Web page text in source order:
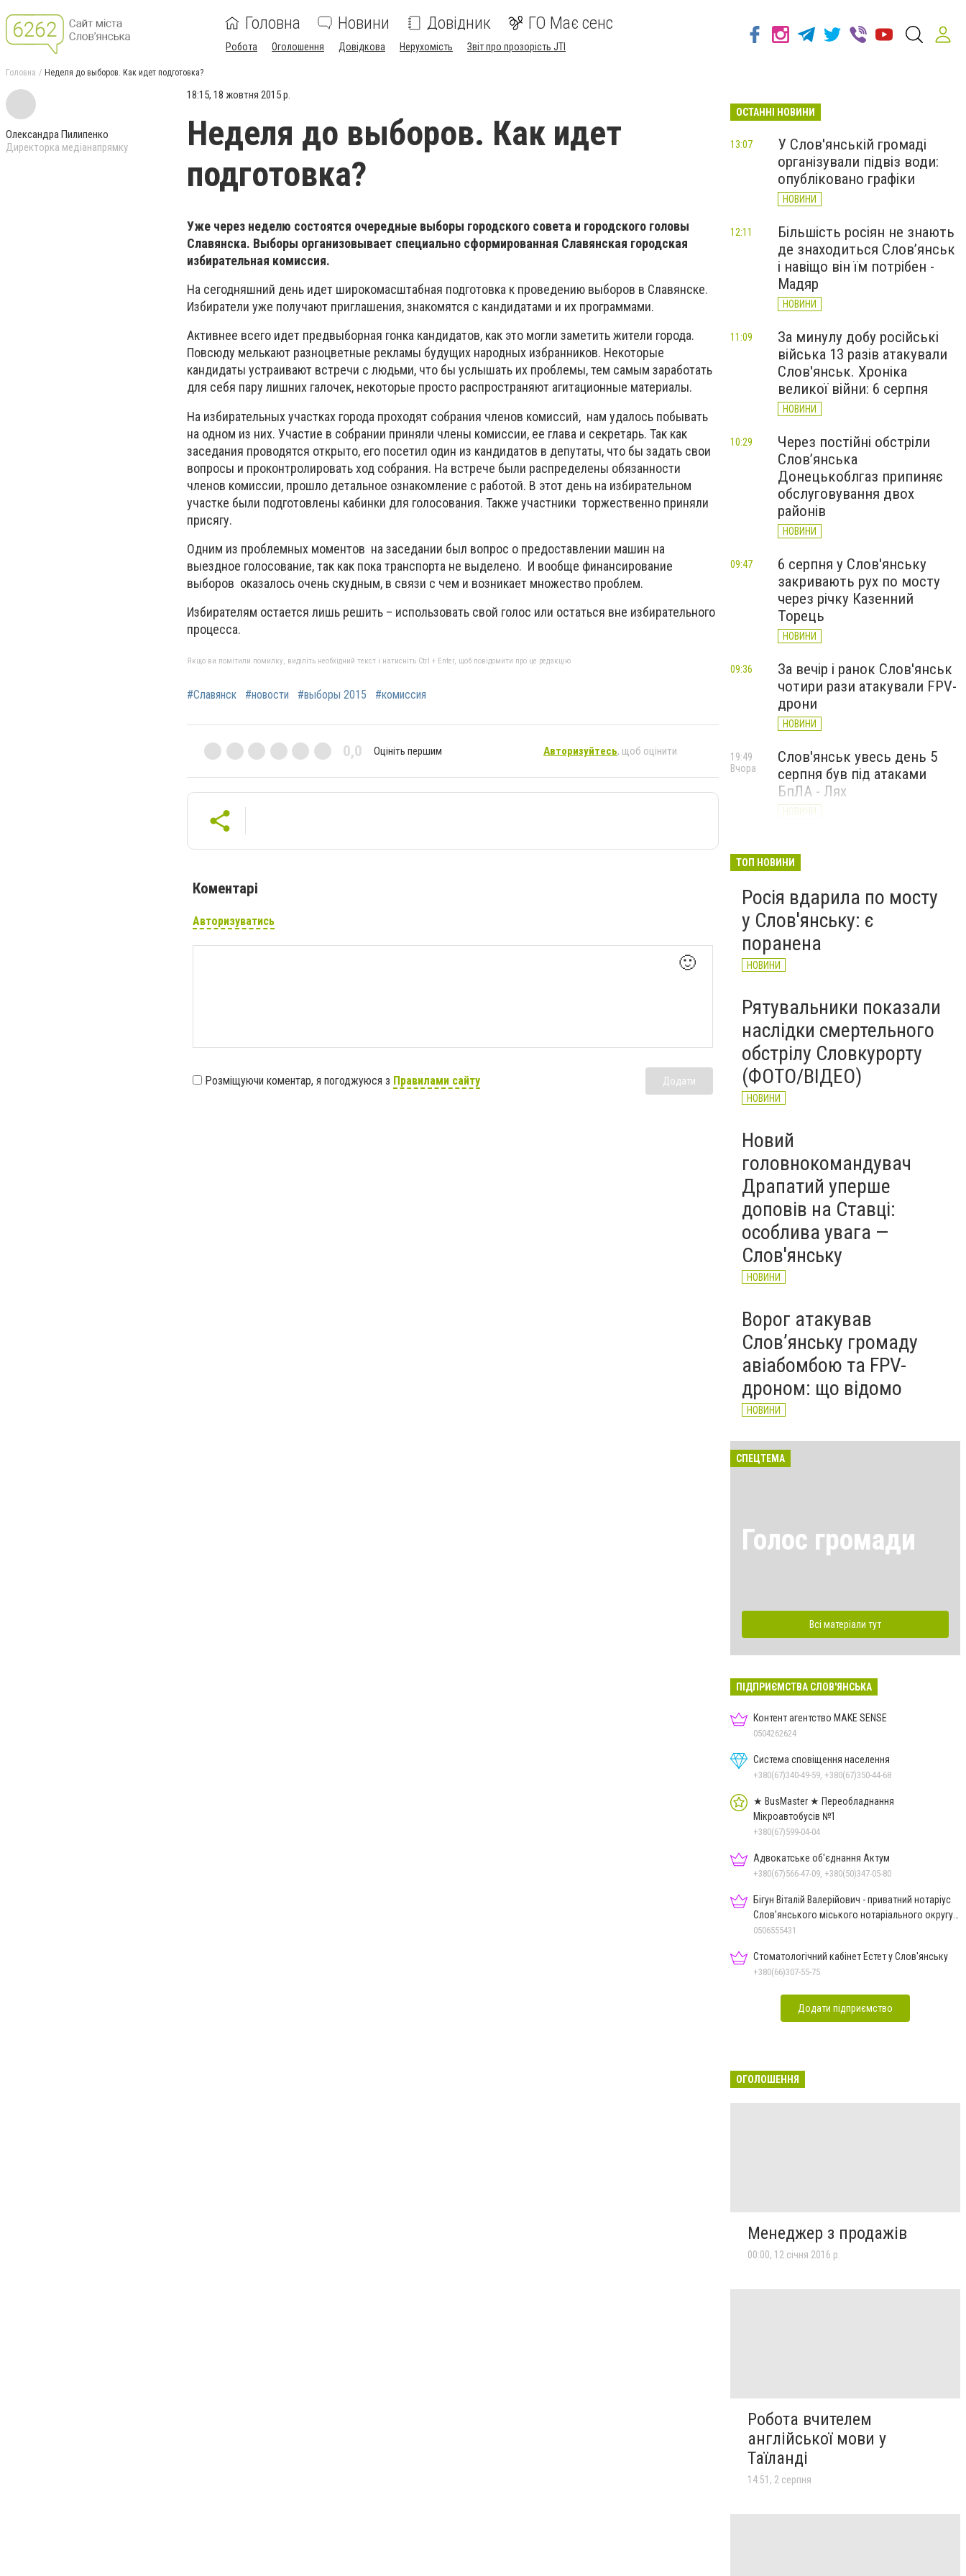
Головна Новини Довідник ГО Має сенс
Робота Оголошення Довідкова Нерухомість Звіт про прозорість JTI
Головна Неделя до выборов. Как идет подготовка?
Олександра Пилипенко
Директорка медіанапрямку
18:15, 18 жовтня 2015 р.
Неделя до выборов. Как идет
подготовка?
Уже через неделю состоятся очередные выборы городского совета и городского головы
Славянска. Выборы организовывает специально сформированная Славянская городская
избирательная комиссия.
На сегодняшний день идет широкомасштабная подготовка к проведению выборов в Славянске.
Избиратели уже получают приглашения, знакомятся с кандидатами и их программами.
Активнее всего идет предвыборная гонка кандидатов, как это могли заметить жители города.
Повсюду мелькают разноцветные рекламы будущих народных избранников. Некоторые
кандидаты устраивают встречи с людьми, что бы услышать их проблемы, тем самым заработать
для себя пару лишних галочек, некоторые просто распространяют агитационные материалы.
На избирательных участках города проходят собрания членов комиссий, нам удалось побывать
на одном из них. Участие в собрании приняли члены комиссии, ее глава и секретарь. Так как
заседания проводятся открыто, его посетил один из кандидатов в депутаты, что бы задать свои
вопросы и проконтролировать ход собрания. На встрече были распределены обязанности
членов комиссии, прошло детальное ознакомление с работой. В этот день на избирательном
участке были подготовлены кабинки для голосования. Также участники торжественно приняли
присягу.
Одним из проблемных моментов на заседании был вопрос о предоставлении машин на
выездное голосование, так как пока транспорта не выделено. И вообще финансирование
выборов оказалось очень скудным, в связи с чем и возникает множество проблем.
Избирателям остается лишь решить – использовать свой голос или остаться вне избирательного
процесса.
Якщо ви помітили помилку, виділіть необхідний текст і натисніть Ctrl + Enter, щоб повідомити про це редакцію
#Славянск #новости #выборы 2015 #комиссия
0,0 Оцініть першим Авторизуйтесь, щоб оцінити
Коментарі
Авторизуватись
🙂
Розміщуючи коментар, я погоджуюся з Правилами сайту Додати
ОСТАННІ НОВИНИ
У Слов'янській громаді
організували підвіз води:
опубліковано графіки
НОВИНИ
13:07
Більшість росіян не знають
де знаходиться Слов’янськ
і навіщо він їм потрібен -
Мадяр
НОВИНИ
12:11
За минулу добу російські
війська 13 разів атакували
Слов'янськ. Хроніка
великої війни: 6 серпня
НОВИНИ
11:09
Через постійні обстріли
Слов’янська
Донецькоблгаз припиняє
обслуговування двох
районів
НОВИНИ
10:29
6 серпня у Слов'янську
закривають рух по мосту
через річку Казенний
Торець
НОВИНИ
09:47
За вечір і ранок Слов'янськ
чотири рази атакували FPV-
дрони
НОВИНИ
09:36
Слов'янськ увесь день 5
серпня був під атаками
БпЛА - Лях
НОВИНИ
19:49
Вчора
БПЛа влучив у
центрі міста (ФОТО)
НОВИНИ
Вчора
ТОП НОВИНИ
Росія вдарила по мосту
у Слов'янську: є
поранена
НОВИНИ
Рятувальники показали
наслідки смертельного
обстрілу Словкурорту
(ФОТО/ВІДЕО)
НОВИНИ
Новий
головнокомандувач
Драпатий уперше
доповів на Ставці:
особлива увага —
Слов'янську
НОВИНИ
Ворог атакував
Слов’янську громаду
авіабомбою та FPV-
дроном: що відомо
НОВИНИ
СПЕЦТЕМА
Голос громади
Всі матеріали тут
ПІДПРИЄМСТВА СЛОВ'ЯНСЬКА
Контент агентство MAKE SENSE
0504262624
Система сповіщення населення
+380(67)340-49-59, +380(67)350-44-68
★ BusMaster ★ Переобладнання
Мікроавтобусів №1
+380(67)599-04-04
Адвокатське об'єднання Актум
+380(67)566-47-09, +380(50)347-05-80
Бігун Віталій Валерійович - приватний нотаріус
Слов'янського міського нотаріального округу
Дон.обл.
0506555431
Стоматологічний кабінет Естет у Слов'янську
+380(66)307-55-75
Додати підприємство
ОГОЛОШЕННЯ
Менеджер з продажів
00:00, 12 січня 2016 р.
Робота вчителем
англійської мови у
Таїланді
14:51, 2 серпня